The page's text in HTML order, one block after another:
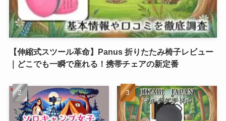
【伸縮式スツール革命】Panus 折りたたみ椅子レビュー
｜どこでも一瞬で座れる！携帯チェアの新定番